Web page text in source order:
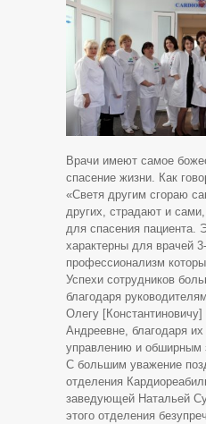
Врачи имеют самое
спасение жизни. Как
«Светя другим сгораю
других, страдают и
для спасения пациента.
характерны для врачей
профессионализм
Успехи сотрудников
благодаря
Олегу
Андреевне, благодаря
управлению и обширным
С большим уважение
отделения
заведующей Натальей
этого отделения